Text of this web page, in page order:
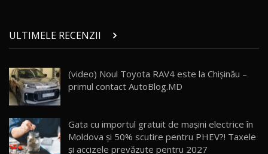
28
Noul Geely Monjaro 2025! Mai ieftin și mai
dotat / Test Drive AutoBlog.MD
29
ZEEKR 9X - PRIMUL TEST DRIVE ÎN ROMÂNĂ!
30
Primele impresii despre BYD Seal U DM-i,
Sealion 7 și Seal 5 DM-i / Test Drive
AutoBlog.MD
10:58
ULTIMELE RECENZII
(video) Noul Toyota RAV4 este la Chișinău –
primul contact AutoBlog.MD
Gata cu importul gratuit de mașini electrice în
Moldova și 50% scutire pentru PHEV?! Taxele
și accizele prevăzute pentru 2027